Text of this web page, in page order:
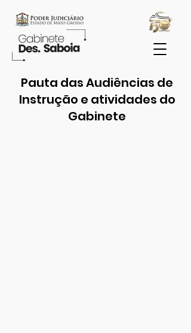
Pauta das Audiências de
Instrução e atividades do
Gabinete